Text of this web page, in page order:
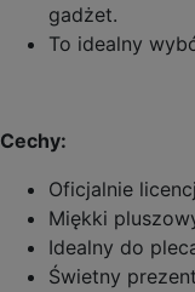
gadżet.
To idealny
Cechy:
Oficjalnie
Miękki
Idealny do
Świetny